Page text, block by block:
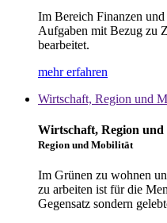
Im Bereich Finanzen
Aufgaben mit Bezug zu
bearbeitet.
mehr erfahren
Wirtschaft, Region und
Wirtschaft, Region
Region und Mobilität
Im Grünen zu wohnen
zu arbeiten ist für die
Gegensatz sondern